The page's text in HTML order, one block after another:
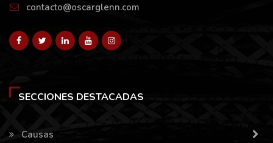
contacto@oscarglenn.com
SECCIONES DESTACADAS
Causas